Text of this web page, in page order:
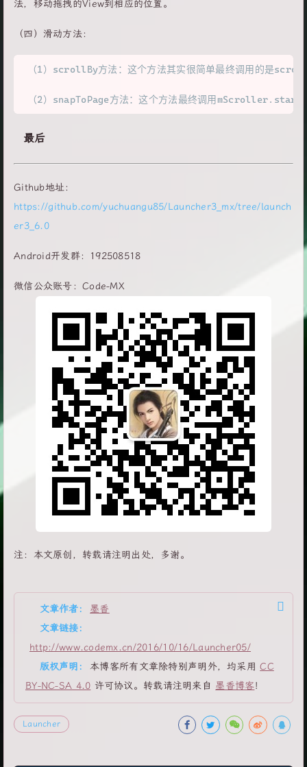
法，移动拖拽的View到相应的位置。
（四）滑动方法：
（1）scrollBy方法：这个方法其实很简单最终调用的是
最后
Github地址：
https://github.com/yuchuangu85/Launcher3_mx/tree/launch
er3_6.0
Android开发群：192508518
微信公众账号：Code-MX
注：本文原创，转载请注明出处，多谢。
文章作者:
墨香
文章链接:
http://www.codemx.cn/2016/10/16/Launcher05/
版权声明:
本博客所有文章除特别声明外，均采用CC
BY-NC-SA 4.0 许可协议。转载请注明来自 墨香博客！
Launcher